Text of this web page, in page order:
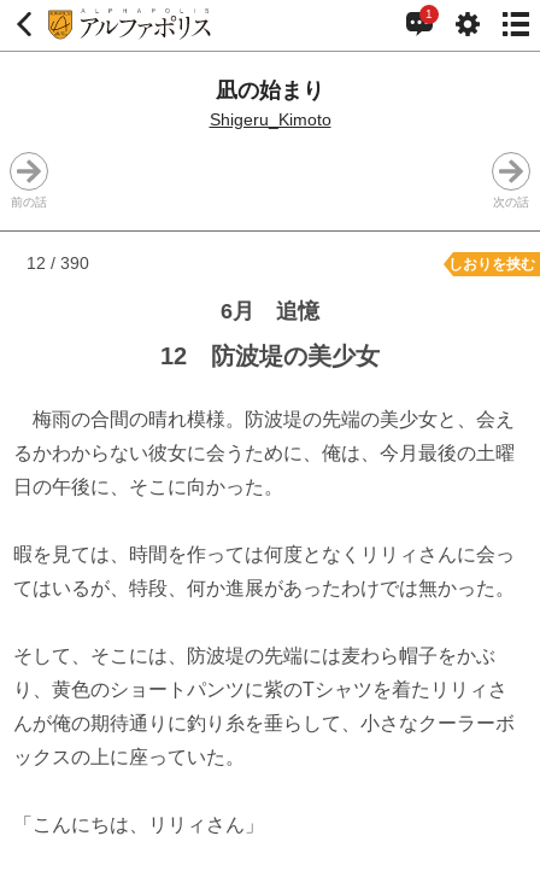
1
凪の始まり
Shigeru_Kimoto
前の話 次の話
12 / 390 しおりを挟む
6月 追憶
12 防波堤の美少女
梅雨の合間の晴れ模様。防波堤の先端の美少女と、会え
るかわからない彼女に会うために、俺は、今月最後の土曜
日の午後に、そこに向かった。
暇を見ては、時間を作っては何度となくリリィさんに会っ
てはいるが、特段、何か進展があったわけでは無かった。
そして、そこには、防波堤の先端には麦わら帽子をかぶ
り、黄色のショートパンツに紫のTシャツを着たリリィさ
んが俺の期待通りに釣り糸を垂らして、小さなクーラーボ
ックスの上に座っていた。
「こんにちは、リリィさん」